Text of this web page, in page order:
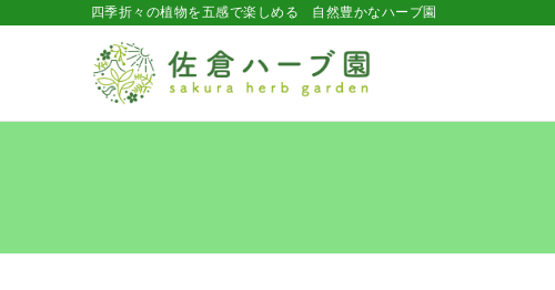
四季折々の植物を五感で楽しめる 自然豊かなハーブ園